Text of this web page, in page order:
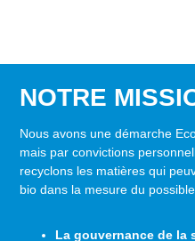
NOTRE
Nous avons une démarche
mais par convictions
recyclons les matières qui
bio dans la mesure du
La gouvernance de la